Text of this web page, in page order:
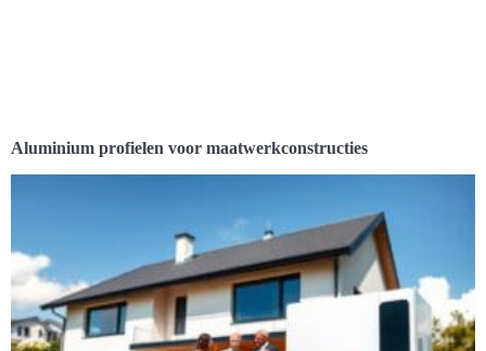
Aluminium profielen voor maatwerkconstructies